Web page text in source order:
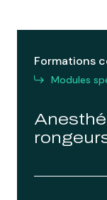
Formations
Modules